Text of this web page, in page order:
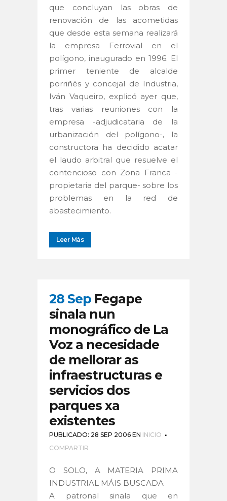
que concluyan las obras de
renovación de las acometidas
que desde esta semana realizará
la empresa Ferrovial en el
polígono, inaugurado en 1996. El
primer teniente de alcalde
porriñés y concejal de Industria,
Iván Vaqueiro, explicó ayer que,
tras varias reuniones con la
empresa -adjudicataria de la
urbanización del polígono-, la
constructora ha decidido acatar
el laudo arbitral que resuelve el
contencioso con Zona Franca -
propietaria del parque- sobre los
problemas en la red de
abastecimiento.
Leer Más
28 Sep Fegape
sinala nun
monográfico de La
Voz a necesidade
de mellorar as
infraestructuras e
servicios dos
parques xa
existentes
PUBLICADO: 28 SEP 2006 EN INICIO
COMPARTIR
O SOLO, A MATERIA PRIMA
INDUSTRIAL MÁIS BUSCADA
A patronal sinala que en